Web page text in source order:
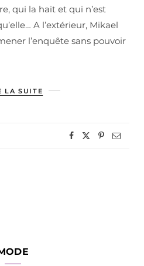
qui la hait et qui n’est
A l’extérieur, Mikael
l’enquête sans pouvoir
LA SUITE